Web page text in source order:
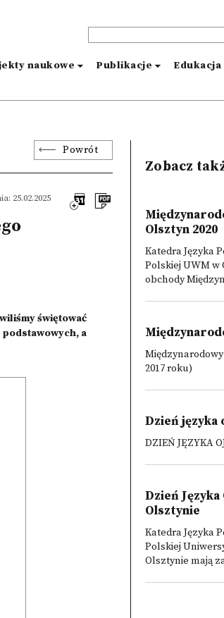
naukowe Publikacje
Powrót
25.02.2025
świętować
a
Zobacz
Olsztyn 2020
Katedra Języka
Polskiej UWM w
obchody
2017 roku)
Dzień języka
DZIEŃ JĘZYKA
Dzień
Olsztynie
Katedra Języka
Polskiej
Olsztynie mają